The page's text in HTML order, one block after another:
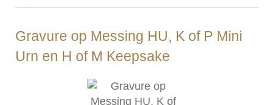
Gravure op Messing HU, K of P Mini
Urn en H of M Keepsake